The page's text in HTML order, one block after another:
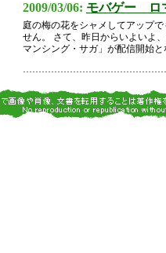
2009/03/06: モバゲー ロ
庭の梅の花をシャメしてアップ
せん。 さて、昨日からいよいよ
マンシング・サガ」が配信開始と